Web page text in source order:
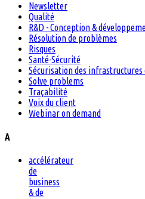
Newsletter
Qualité
R&D - Conception &
Résolution de problèmes
Risques
Santé-Sécurité
Sécurisation des infrastructures
Solve problems
Traçabilité
Voix du client
Webinar on demand
A
accélérateur
de
business
& de